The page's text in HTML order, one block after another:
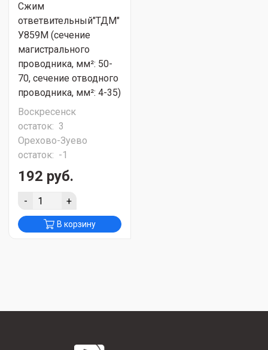
Сжим
ответвительный"ТДМ"
У859М (сечение
магистрального
проводника, мм²: 50-
70, сечение отводного
проводника, мм²: 4-35)
Воскресенск
остаток: 3
Орехово-Зуево
остаток: -1
192 руб.
- +
В корзину